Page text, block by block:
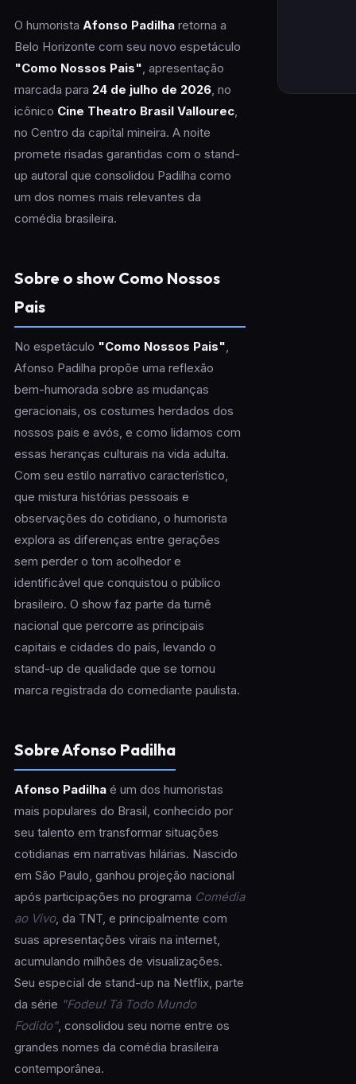
O humorista Afonso Padilharetorna a
Belo Horizonte com seu novo espetáculo
"Como Nossos Pais", apresentação
marcada para 24 de julho de 2026, no
icônico Cine Theatro Brasil Vallourec,
no Centro da capital mineira. A noite
promete risadas garantidas com o stand-
up autoral que consolidou Padilha como
um dos nomes mais relevantes da
comédia brasileira.
Sobre o show Como Nossos
Pais
No espetáculo "Como Nossos Pais",
Afonso Padilha propõe uma reflexão
bem-humorada sobre as mudanças
geracionais, os costumes herdados dos
nossos pais e avós, e como lidamos com
essas heranças culturais na vida adulta.
Com seu estilo narrativo característico,
que mistura histórias pessoais e
observações do cotidiano, o humorista
explora as diferenças entre gerações
sem perder o tom acolhedor e
identificável que conquistou o público
brasileiro. O show faz parte da turnê
nacional que percorre as principais
capitais e cidades do país, levando o
stand-up de qualidade que se tornou
marca registrada do comediante paulista.
Sobre Afonso Padilha
Afonso Padilhaé um dos humoristas
mais populares do Brasil, conhecido por
seu talento em transformar situações
cotidianas em narrativas hilárias. Nascido
em São Paulo, ganhou projeção nacional
após participações no programa Comédia
ao Vivo, da TNT, e principalmente com
suas apresentações virais na internet,
acumulando milhões de visualizações.
Seu especial de stand-up na Netflix, parte
da série "Fodeu! Tá Todo Mundo
Fodido", consolidou seu nome entre os
grandes nomes da comédia brasileira
contemporânea.